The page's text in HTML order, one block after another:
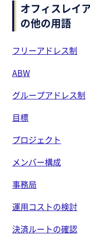
オフィスレイ
の他の用語
フリーアドレス制
ABW
グループアドレス制
目標
プロジェクト
メンバー構成
事務局
運用コストの検討
決済ルートの確認